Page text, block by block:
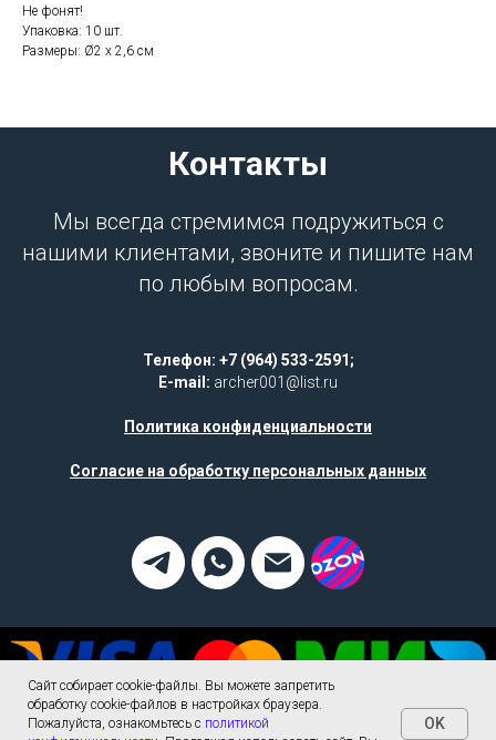
Не фонят!
Упаковка: 10 шт.
Размеры: Ø2 x 2,6 cм
Контакты
Мы всегда стремимся подружиться с
нашими клиентами, звоните и пишите нам
по любым вопросам.
Телефон: +7 (964) 533-2591;
E-mail: archer001@list.ru
Политика конфиденциальности
Согласие на обработку персональных данных
Сайт собирает cookie-файлы. Вы можете запретить
обработку cookie-файлов в настройках браузера.
Пожалуйста, ознакомьтесь с политикой
OK